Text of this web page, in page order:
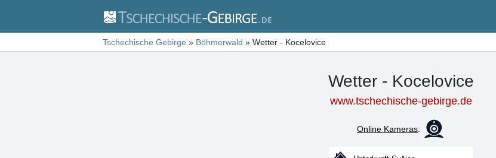
Tschechische Gebirge » Böhmerwald » Wetter - Kocelovice
Wetter - Kocelovice
www.tschechische-gebirge.de
Online Kameras: